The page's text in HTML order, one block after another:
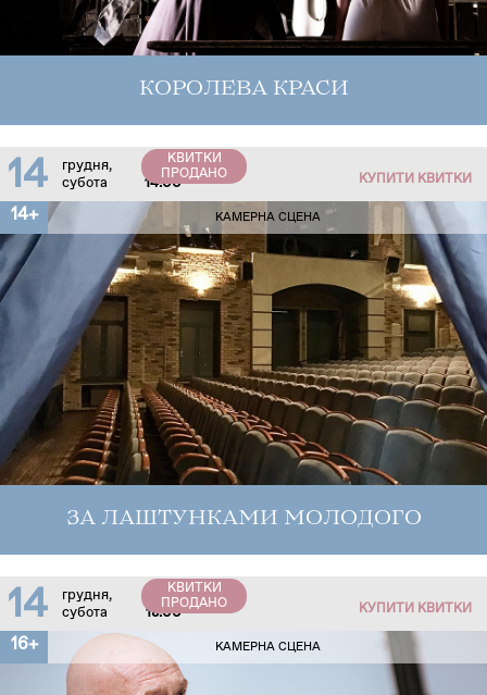
КОРОЛЕВА КРАСИ
14
грудня,
субота
14:00
КВИТКИ
ПРОДАНО
КУПИТИ КВИТКИ
14+ КАМЕРНА СЦЕНА
ЗА ЛАШТУНКАМИ МОЛОДОГО
14
грудня,
субота
18:00
КВИТКИ
ПРОДАНО
КУПИТИ КВИТКИ
16+ КАМЕРНА СЦЕНА